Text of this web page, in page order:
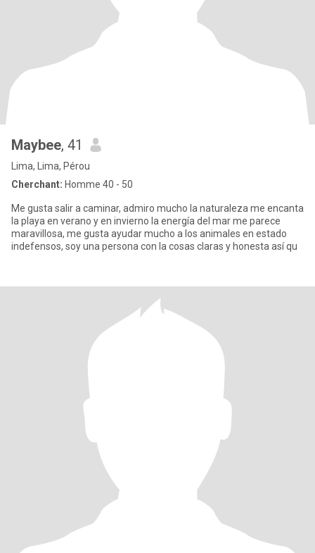
Maybee, 41
Lima, Lima, Pérou
Cherchant: Homme 40 - 50
Me gusta salir a caminar, admiro mucho la naturaleza me encanta
la playa en verano y en invierno la energía del mar me parece
maravillosa, me gusta ayudar mucho a los animales en estado
indefensos, soy una persona con la cosas claras y honesta así qu